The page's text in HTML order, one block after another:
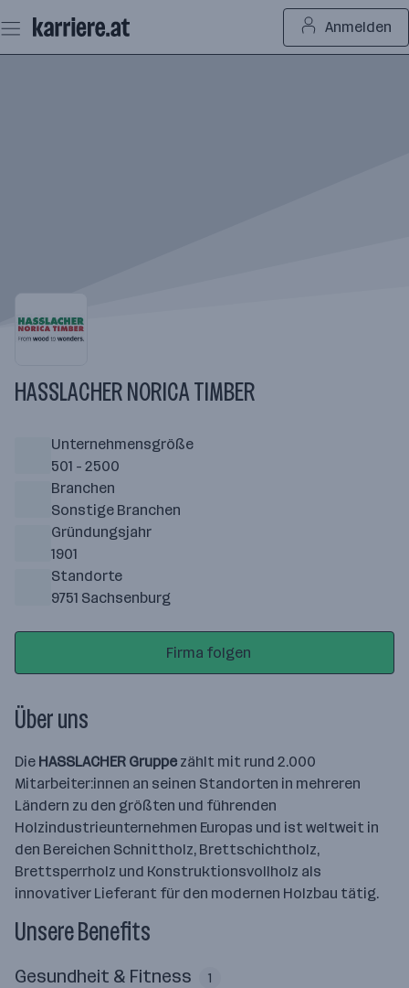
Seiteninhalt
springen
Anmelden
HASSLACHER NORICA TIMBER
Unternehmensgröße
501 - 2500
Branchen
Sonstige Branchen
Gründungsjahr
1901
Standorte
9751 Sachsenburg
Firma folgen
Über uns
Die HASSLACHER Gruppe zählt mit rund 2.000
Mitarbeiter:innen an seinen Standorten in mehreren
Ländern zu den größten und führenden
Holzindustrieunternehmen Europas und ist weltweit in
den Bereichen Schnittholz, Brettschichtholz,
Brettsperrholz und Konstruktionsvollholz als
innovativer Lieferant für den modernen Holzbau tätig.
Unsere Benefits
Gesundheit & Fitness 1